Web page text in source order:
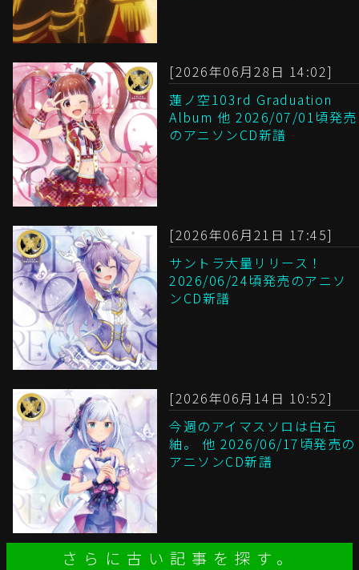
[2026年06月28日 14:02]
蓮ノ空103rd Graduation
Album 他 2026/07/01頃発売
のアニソンCD新譜
[2026年06月21日 17:45]
サントラ大量リリース！
2026/06/24頃発売のアニソ
ンCD新譜
[2026年06月14日 10:52]
今週のアイマスソロは白石
紬。 他 2026/06/17頃発売の
アニソンCD新譜
さらに古い記事を探す。